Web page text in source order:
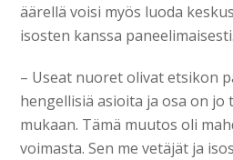
äärellä voisi myös luoda
isosten kanssa paneelimaisesti.
– Useat nuoret olivat etsikon
hengellisiä asioita ja osa on
mukaan. Tämä muutos oli
voimasta. Sen me vetäjät ja